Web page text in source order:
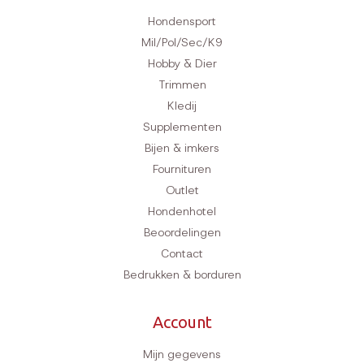
Hondensport
Mil/Pol/Sec/K9
Hobby & Dier
Trimmen
Kledij
Supplementen
Bijen & imkers
Fournituren
Outlet
Hondenhotel
Beoordelingen
Contact
Bedrukken & borduren
Account
Mijn gegevens